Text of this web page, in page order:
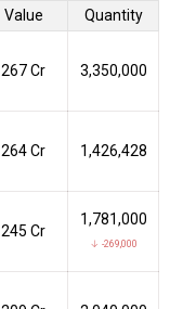
Value
Quantity
₹267 Cr 3,350,000
₹264 Cr 1,426,428
₹245 Cr
1,781,000
↓ -269,000